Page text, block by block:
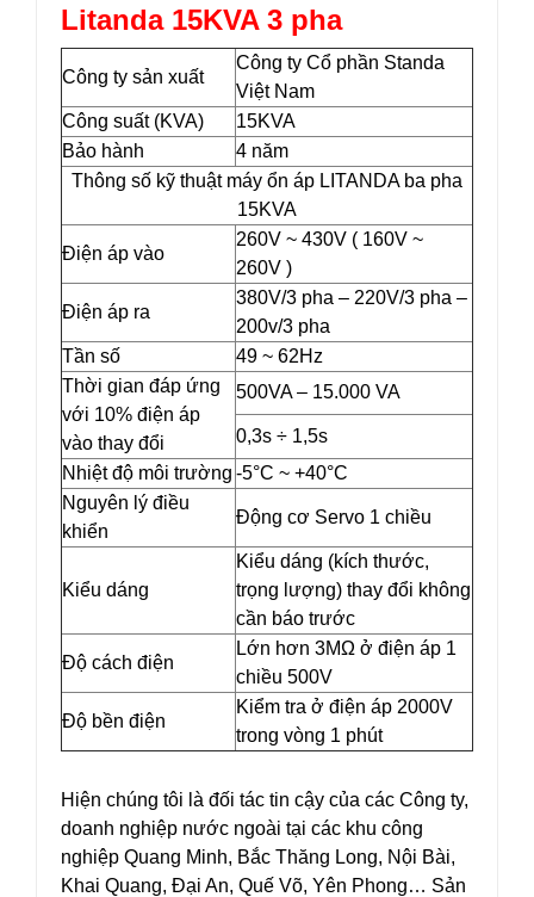
Litanda 15KVA 3 pha
Công ty sản xuất
Công ty Cổ phần Standa
Việt Nam
Công suất (KVA)
15KVA
Bảo hành
4 năm
Thông số kỹ thuật máy ổn áp LITANDA ba pha
15KVA
Điện áp vào
260V ~ 430V ( 160V ~
260V )
Điện áp ra
380V/3 pha – 220V/3 pha –
200v/3 pha
Tần số
49 ~ 62Hz
Thời gian đáp ứng
với 10% điện áp
vào thay đổi
500VA – 15.000 VA
0,3s ÷ 1,5s
Nhiệt độ môi trường -5°C ~ +40°C
Nguyên lý điều
khiển
Động cơ Servo 1 chiều
Kiểu dáng
Kiểu dáng (kích thước,
trọng lượng) thay đổi không
cần báo trước
Độ cách điện
Lớn hơn 3MΩ ở điện áp 1
chiều 500V
Độ bền điện
Kiểm tra ở điện áp 2000V
trong vòng 1 phút
Hiện chúng tôi là đối tác tin cậy của các Công ty,
doanh nghiệp nước ngoài tại các khu công
nghiệp Quang Minh, Bắc Thăng Long, Nội Bài,
Khai Quang, Đại An, Quế Võ, Yên Phong… Sản